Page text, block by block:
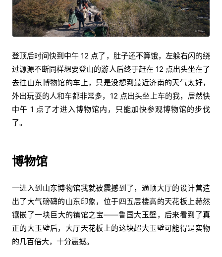
登顶后时间快到中午 12 点了，肚子还不算饿，左躲右闪的绕
过源源不断同样想要登山的游人后终于赶在 12 点出头坐在了
去往山东博物馆的车上，只是没想到最近济南的天气太好，
外出玩耍的人和车都非常多，12 点出头坐上车的我，居然快
中午 1 点了才进入博物馆内，只能加快参观博物馆的步伐
了。
博物馆
一进入到山东博物馆我就被震撼到了，通顶大厅的设计营造
出了大气磅礴的山东印象，位于四五层楼高的天花板上赫然
镶嵌了一块巨大的镇馆之宝——鲁国大玉壁，后来看到了真
正的大玉壁后，大厅天花板上的这块超大玉壁可能得是实物
的几百倍大，十分震撼。